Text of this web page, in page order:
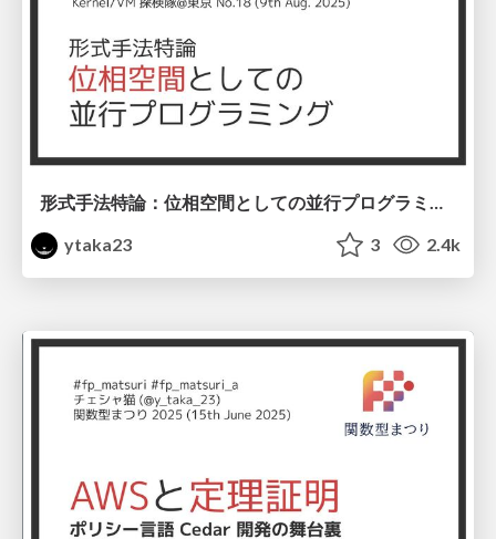
形式手法特論：位相空間としての並行プログラミング #kernelvm / Kernel VM Study Tokyo 18th
ytaka23
3 2.4k